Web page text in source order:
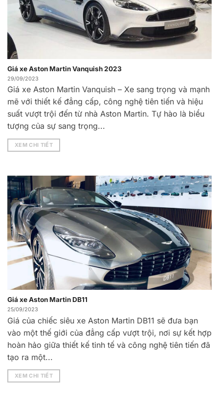
Giá xe Aston Martin Vanquish 2023
29/09/2023
Giá xe Aston Martin Vanquish – Xe sang trọng và mạnh
mẽ với thiết kế đẳng cấp, công nghệ tiên tiến và hiệu
suất vượt trội đến từ nhà Aston Martin. Tự hào là biểu
tượng của sự sang trọng...
XEM CHI TIẾT
Giá xe Aston Martin DB11
25/09/2023
Giá của chiếc siêu xe Aston Martin DB11 sẽ đưa bạn
vào một thế giới của đẳng cấp vượt trội, nơi sự kết hợp
hoàn hảo giữa thiết kế tinh tế và công nghệ tiên tiến đã
tạo ra một...
XEM CHI TIẾT